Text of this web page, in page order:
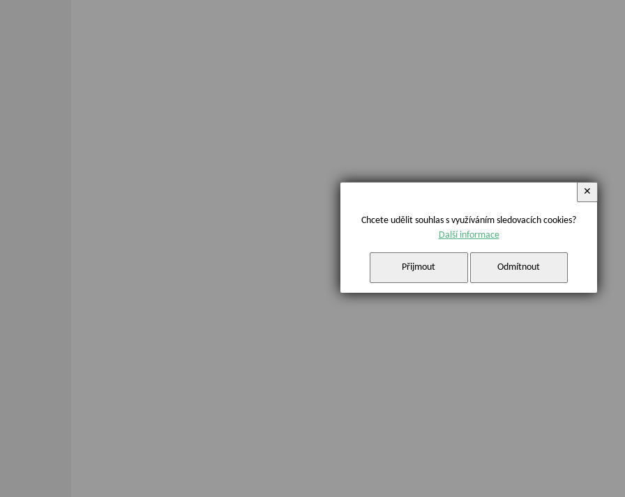
Chcete udělit souhlas s využíváním sledovacích cookies?
Další informace
Přijmout Odmítnout
✕